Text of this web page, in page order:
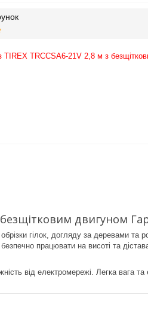
TIREX TRCCSA6-21V 2,8 м з
двигуном
гілок, догляду за деревами та
працювати на висоті та
від електромережі. Легка вага та